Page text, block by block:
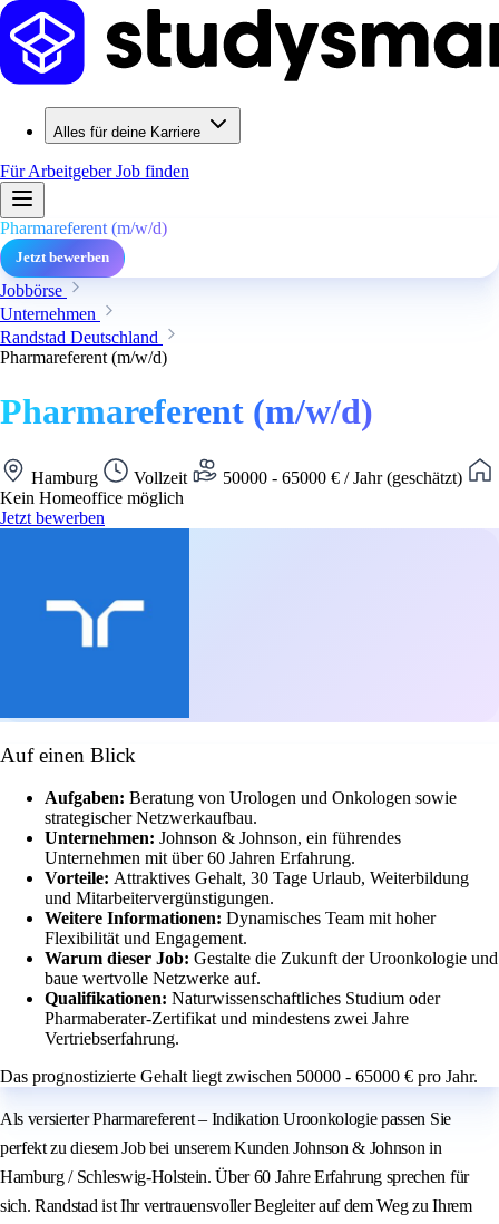
Alles für deine Karriere
Für ArbeitgeberJob finden
Pharmareferent (m/w/d)
Jetzt bewerben
Jobbörse
Unternehmen
Randstad Deutschland
Pharmareferent (m/w/d)
Pharmareferent (m/w/d)
Hamburg Vollzeit
50000 - 65000 € / Jahr (geschätzt)
Kein Homeoffice möglich
Jetzt bewerben
Auf einen Blick
Aufgaben: Beratung von Urologen und Onkologen sowie
strategischer Netzwerkaufbau.
Unternehmen: Johnson & Johnson, ein führendes
Unternehmen mit über 60 Jahren Erfahrung.
Vorteile: Attraktives Gehalt, 30 Tage Urlaub, Weiterbildung
und Mitarbeitervergünstigungen.
Weitere Informationen: Dynamisches Team mit hoher
Flexibilität und Engagement.
Warum dieser Job: Gestalte die Zukunft der Uroonkologie und
baue wertvolle Netzwerke auf.
Qualifikationen: Naturwissenschaftliches Studium oder
Pharmaberater-Zertifikat und mindestens zwei Jahre
Vertriebserfahrung.
Das prognostizierte Gehalt liegt zwischen 50000 - 65000 € pro Jahr.
Als versierter Pharmareferent – Indikation Uroonkologie passen Sie
perfekt zu diesem Job bei unserem Kunden Johnson & Johnson in
Hamburg / Schleswig-Holstein. Über 60 Jahre Erfahrung sprechen für
sich. Randstad ist Ihr vertrauensvoller Begleiter auf dem Weg zu Ihrem